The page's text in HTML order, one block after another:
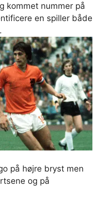
kommet nummer på
en spiller både
på højre bryst men
og på